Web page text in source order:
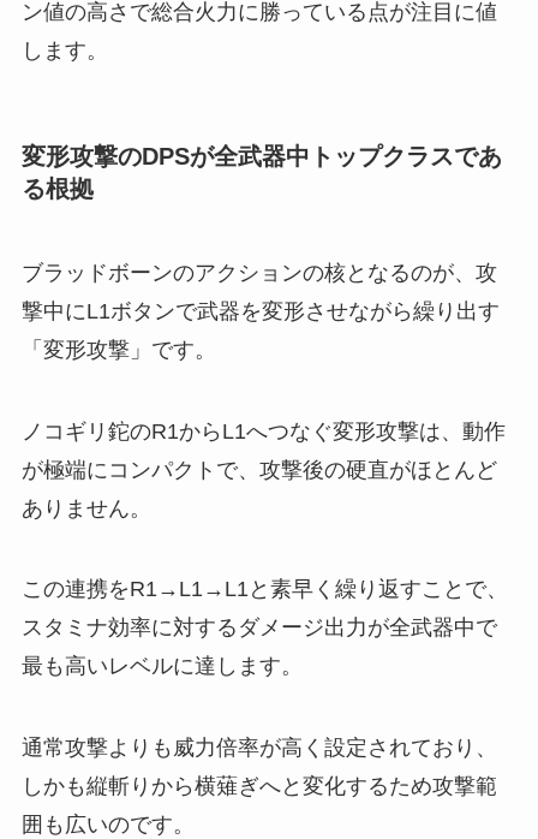
ン値の高さで総合火力に勝っている点が注目に値
します。
変形攻撃のDPSが全武器中トップクラスであ
る根拠
ブラッドボーンのアクションの核となるのが、攻
撃中にL1ボタンで武器を変形させながら繰り出す
「変形攻撃」です。
ノコギリ鉈のR1からL1へつなぐ変形攻撃は、動作
が極端にコンパクトで、攻撃後の硬直がほとんど
ありません。
この連携をR1→L1→L1と素早く繰り返すことで、
スタミナ効率に対するダメージ出力が全武器中で
最も高いレベルに達します。
通常攻撃よりも威力倍率が高く設定されており、
しかも縦斬りから横薙ぎへと変化するため攻撃範
囲も広いのです。